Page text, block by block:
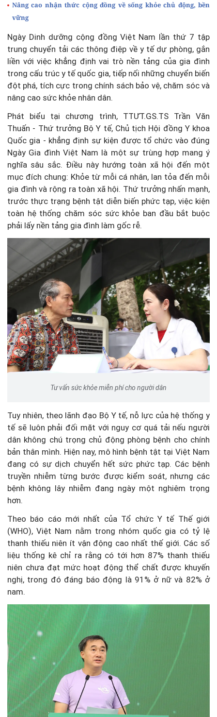
Nâng cao nhận thức cộng đồng về sống khỏe chủ động, bền
vững
Ngày Dinh dưỡng cộng đồng Việt Nam lần thứ 7 tập
trung chuyển tải các thông điệp về y tế dự phòng, gắn
liền với việc khẳng định vai trò nền tảng của gia đình
trong cấu trúc y tế quốc gia, tiếp nối những chuyển biến
đột phá, tích cực trong chính sách bảo vệ, chăm sóc và
nâng cao sức khỏe nhân dân.
Phát biểu tại chương trình, TTƯT.GS.TS Trần Văn
Thuấn - Thứ trưởng Bộ Y tế, Chủ tịch Hội đồng Y khoa
Quốc gia - khẳng định sự kiện được tổ chức vào đúng
Ngày Gia đình Việt Nam là một sự trùng hợp mang ý
nghĩa sâu sắc. Điều này hướng toàn xã hội đến một
mục đích chung: Khỏe từ mỗi cá nhân, lan tỏa đến mỗi
gia đình và rộng ra toàn xã hội. Thứ trưởng nhấn mạnh,
trước thực trạng bệnh tật diễn biến phức tạp, việc kiện
toàn hệ thống chăm sóc sức khỏe ban đầu bắt buộc
phải lấy nền tảng gia đình làm gốc rễ.
Tư vấn sức khỏe miễn phí cho người dân
Tuy nhiên, theo lãnh đạo Bộ Y tế, nỗ lực của hệ thống y
tế sẽ luôn phải đối mặt với nguy cơ quá tải nếu người
dân không chú trọng chủ động phòng bệnh cho chính
bản thân mình. Hiện nay, mô hình bệnh tật tại Việt Nam
đang có sự dịch chuyển hết sức phức tạp. Các bệnh
truyền nhiễm từng bước được kiểm soát, nhưng các
bệnh không lây nhiễm đang ngày một nghiêm trọng
hơn.
Theo báo cáo mới nhất của Tổ chức Y tế Thế giới
(WHO), Việt Nam nằm trong nhóm quốc gia có tỷ lệ
thanh thiếu niên ít vận động cao nhất thế giới. Các số
liệu thống kê chỉ ra rằng có tới hơn 87% thanh thiếu
niên chưa đạt mức hoạt động thể chất được khuyến
nghị, trong đó đáng báo động là 91% ở nữ và 82% ở
nam.